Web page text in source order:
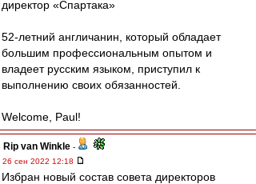
директор «Спартака»
52-летний англичанин, который обладает
большим профессиональным опытом и
владеет русским языком, приступил к
выполнению своих обязанностей.
Welcome, Paul!
Rip van Winkle -
26 сен 2022 12:18
Избран новый состав совета директоров